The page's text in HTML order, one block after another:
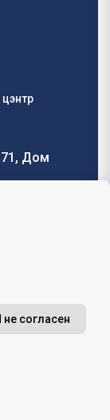
71, Дом
рэгістры
№
не согласен